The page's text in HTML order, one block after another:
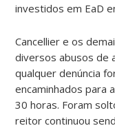
investidos em EaD
Cancellier e os
diversos abusos de
qualquer denúncia
encaminhados para
30 horas. Foram
reitor continuou